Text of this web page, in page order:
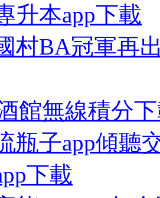
升本app下載
村BA冠軍再
館無線積分
瓶子app傾聽
下載